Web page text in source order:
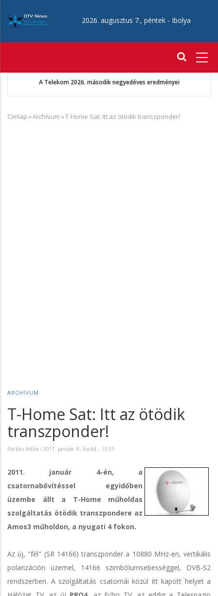
tartalomra
2026. augusztus 7., péntek - Ibolya
A Telekom 2026. második negyedéves eredményei
Morzsa
Címlap »Archívum »T-Home Sat: Itt az ötödik transzponder!
ARCHÍVUM
T-Home Sat: Itt az ötödik
transzponder!
Farkas Attila / 2011. január 4., kedd - 13:31
2011. január 4-én, a
csatornabővítéssel egyidőben
üzembe állt a T-Home műholdas
szolgáltatás ötödik transzpondere az
Amos3 műholdon, a nyugati 4 fokon.
Az új, "fél" (SR 14166) transzponder a 10880 MHz-en, vertikális
polarizáción üzemel, 14166 szimbólumsebességgel, DVB-S2
rendszerben. A szolgáltatás csatornái közül itt kapott helyet a